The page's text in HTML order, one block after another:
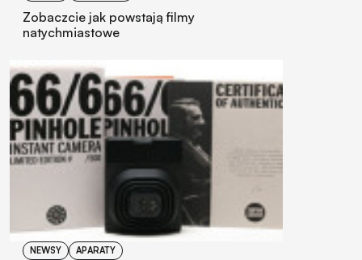
Zobaczcie jak powstają filmy
natychmiastowe
NEWSY APARATY